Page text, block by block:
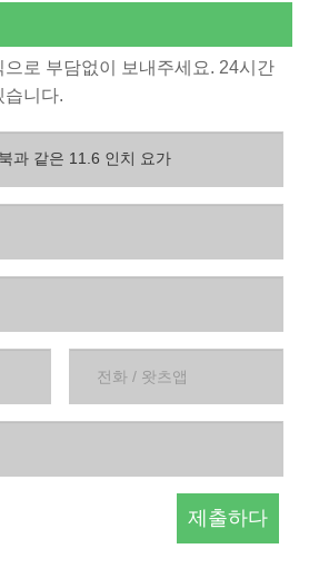
로 부담없이 보내주세요. 24시간
습니다.